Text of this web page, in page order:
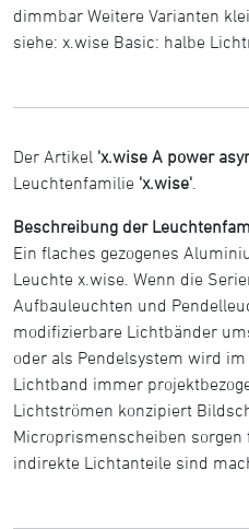
dimmbar Weitere Varianten
siehe: x.wise Basic: halbe
Der Artikel 'x.wise A power
Leuchtenfamilie 'x.wise'
Beschreibung der
Ein flaches gezogenes
Leuchte x.wise. Wenn die
Aufbauleuchten und
modifizierbare Lichtbänder
oder als Pendelsystem wird
Lichtband immer
Lichtströmen konzipiert
Microprismenscheiben
indirekte Lichtanteile sind